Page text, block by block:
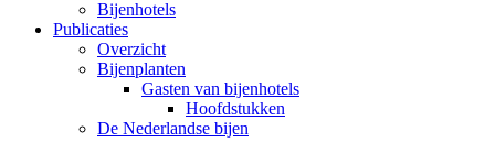
Bijenhotels
Publicaties
Overzicht
Bijenplanten
Gasten van bijenhotels
Hoofdstukken
De Nederlandse bijen